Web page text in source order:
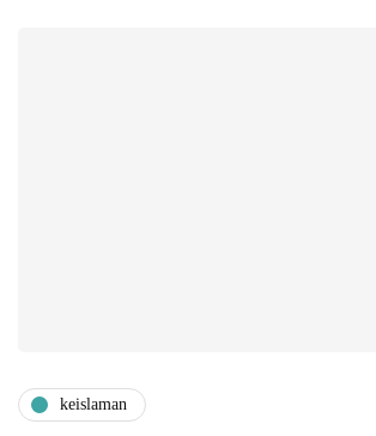
keislaman